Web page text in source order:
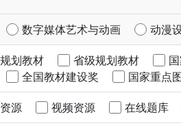
数字媒体艺术与动画 动漫
划教材 省级规划教材
全国教材建设奖 国家重点
源 视频资源 在线题库